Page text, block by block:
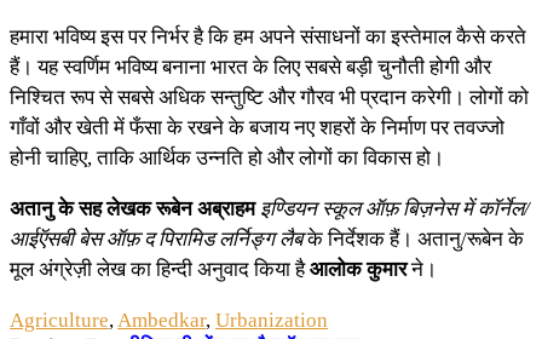
हमारा भविष्य इस पर निर्भर है कि हम अपने संसाधनों का इस्तेमाल कैसे करते
हैं। यह स्वर्णिम भविष्य बनाना भारत के लिए सबसे बड़ी चुनौती होगी और
निश्चित रूप से सबसे अधिक सन्तुष्टि और गौरव भी प्रदान करेगी। लोगों को
गाँवों और खेती में फँसा के रखने के बजाय नए शहरों के निर्माण पर तवज्जो
होनी चाहिए, ताकि आर्थिक उन्नति हो और लोगों का विकास हो।
अतानु के सह लेखक रूबेन अब्राहम इण्डियन स्कूल ऑफ़ बिज़नेस में कॉर्नेल/
आईऍसबी बेस ऑफ़ द पिरामिड लर्निङ्ग लैबके निर्देशक हैं। अतानु/रूबेन के
मूल अंग्रेज़ी लेख का हिन्दी अनुवाद किया हैआलोक कुमारने।
Agriculture,Ambedkar, Urbanization